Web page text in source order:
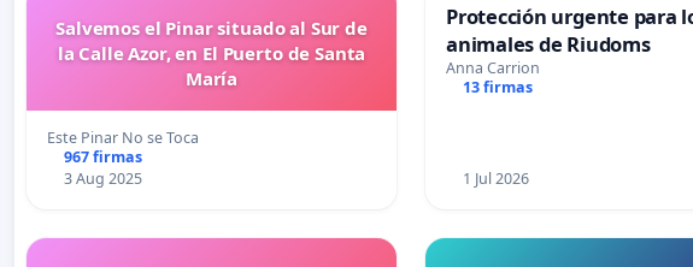
Salvemos el Pinar situado al Sur de
la Calle Azor, en El Puerto de Santa
María
Este Pinar No se Toca
967 firmas
3 Aug 2025
Protección urgente para
animales de Riudoms
Anna Carrion
13 firmas
1 Jul 2026